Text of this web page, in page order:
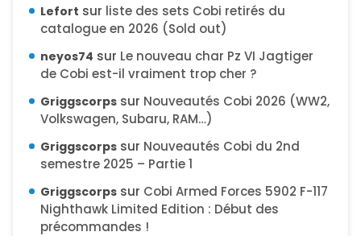
Lefort sur liste des sets Cobi retirés du
catalogue en 2026 (Sold out)
neyos74 sur Le nouveau char Pz VI Jagtiger
de Cobi est-il vraiment trop cher ?
Griggscorps sur Nouveautés Cobi 2026 (WW2,
Volkswagen, Subaru, RAM…)
Griggscorps sur Nouveautés Cobi du 2nd
semestre 2025 – Partie 1
Griggscorps sur Cobi Armed Forces 5902 F-117
Nighthawk Limited Edition : Début des
précommandes !